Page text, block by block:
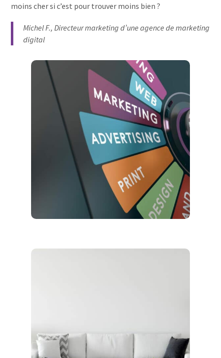
moins cher si c’est pour trouver moins bien ?
Michel F., Directeur marketing d’une agence de marketing
digital